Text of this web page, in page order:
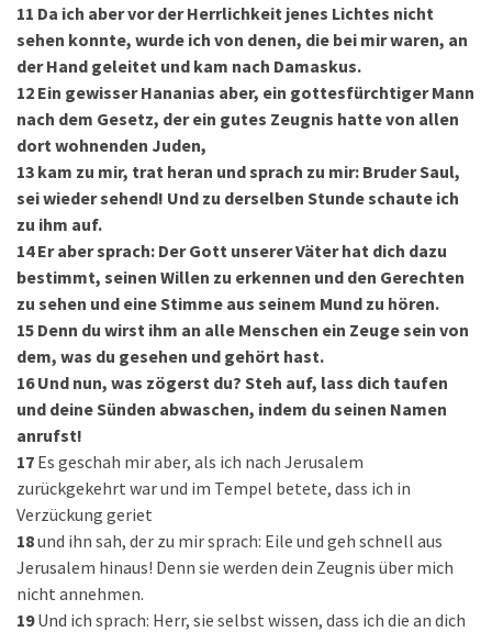
11 Da ich aber vor der Herrlichkeit jenes Lichtes nicht
sehen konnte, wurde ich von denen, die bei mir waren, an
der Hand geleitet und kam nach Damaskus.
12 Ein gewisser Hananias aber, ein gottesfürchtiger Mann
nach dem Gesetz, der ein gutes Zeugnis hatte von allen
dort wohnenden Juden,
13 kam zu mir, trat heran und sprach zu mir: Bruder Saul,
sei wieder sehend! Und zu derselben Stunde schaute ich
zu ihm auf.
14 Er aber sprach: Der Gott unserer Väter hat dich dazu
bestimmt, seinen Willen zu erkennen und den Gerechten
zu sehen und eine Stimme aus seinem Mund zu hören.
15 Denn du wirst ihm an alle Menschen ein Zeuge sein von
dem, was du gesehen und gehört hast.
16 Und nun, was zögerst du? Steh auf, lass dich taufen
und deine Sünden abwaschen, indem du seinen Namen
anrufst!
17 Es geschah mir aber, als ich nach Jerusalem
zurückgekehrt war und im Tempel betete, dass ich in
Verzückung geriet
18und ihn sah, der zu mir sprach: Eile und geh schnell aus
Jerusalem hinaus! Denn sie werden dein Zeugnis über mich
nicht annehmen.
19 Und ich sprach: Herr, sie selbst wissen, dass ich die an dich